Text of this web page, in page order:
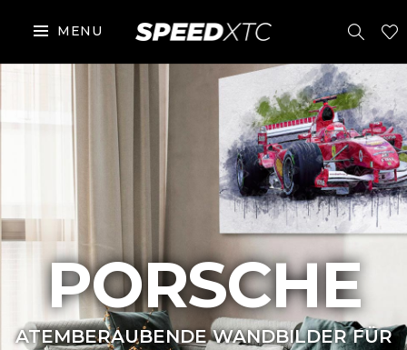
MENU
PORSCHE
ATEMBERAUBENDE WANDBILDER FÜR